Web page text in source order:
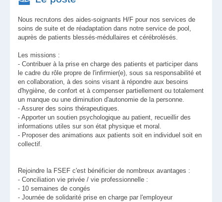
Nous recrutons des aides-soignants H/F pour nos services de
soins de suite et de réadaptation dans notre service de pool,
auprès de patients blessés-médullaires et cérébrolésés.
Les missions :
- Contribuer à la prise en charge des patients et participer dans
le cadre du rôle propre de l'infirmier(e), sous sa responsabilité et
en collaboration, à des soins visant à répondre aux besoins
d'hygiène, de confort et à compenser partiellement ou totalement
un manque ou une diminution d'autonomie de la personne.
- Assurer des soins thérapeutiques.
- Apporter un soutien psychologique au patient, recueillir des
informations utiles sur son état physique et moral.
- Proposer des animations aux patients soit en individuel soit en
collectif.
Rejoindre la FSEF c'est bénéficier de nombreux avantages :
- Conciliation vie privée / vie professionnelle :
- 10 semaines de congés
- Journée de solidarité prise en charge par l'employeur